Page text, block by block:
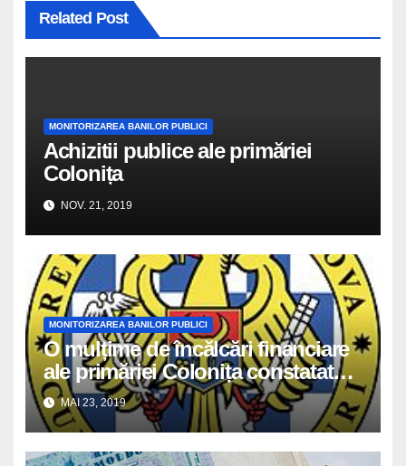
Related Post
MONITORIZAREA BANILOR PUBLICI
Achizitii publice ale primăriei
Colonița
NOV. 21, 2019
MONITORIZAREA BANILOR PUBLICI
O mulțime de încălcări financiare
ale primăriei Colonița constatate
în raportul Curții de Conturi
MAI 23, 2019